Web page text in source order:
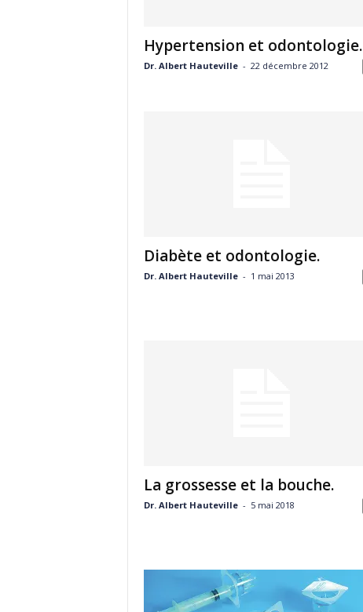
Hypertension et odontologie.
Dr. Albert Hauteville - 22 décembre 2012
Diabète et odontologie.
Dr. Albert Hauteville - 1 mai 2013
La grossesse et la bouche.
Dr. Albert Hauteville - 5 mai 2018